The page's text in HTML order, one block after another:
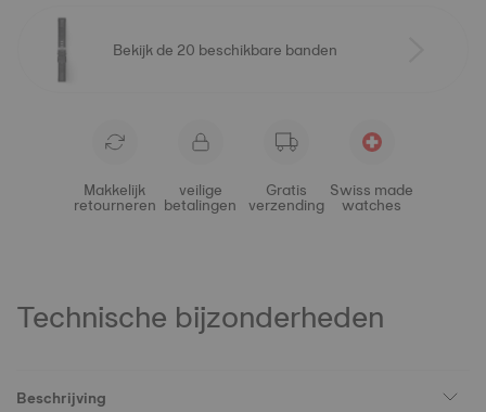
Bekijk de 20 beschikbare banden
Makkelijk
retourneren
veilige
betalingen
Gratis
verzending
Swiss made
watches
Technische bijzonderheden
Beschrijving